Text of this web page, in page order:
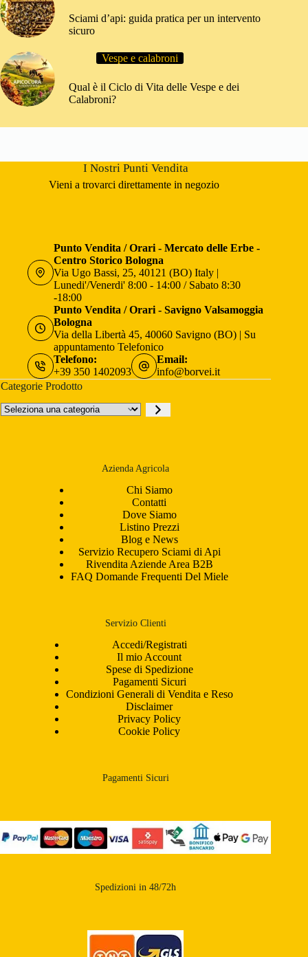
Sciami d’api: guida pratica per un intervento
sicuro
Vespe e calabroni
Qual è il Ciclo di Vita delle Vespe e dei
Calabroni?
I Nostri Punti Vendita
Vieni a trovarci direttamente in negozio
Punto Vendita / Orari - Mercato delle Erbe -
Centro Storico Bologna
Via Ugo Bassi, 25, 40121 (BO) Italy |
Lunedi'/Venerdi' 8:00 - 14:00 / Sabato 8:30
-18:00
Punto Vendita / Orari - Savigno Valsamoggia
Bologna
Via della Libertà 45, 40060 Savigno (BO) | Su
appuntamento Telefonico
Telefono:
+39 350 1402093
Email:
info@borvei.it
Categorie Prodotto
Seleziona
una
Azienda Agricola
Chi Siamo
Contatti
Dove Siamo
Listino Prezzi
Blog e News
Servizio Recupero Sciami di Api
Rivendita Aziende Area B2B
FAQ Domande Frequenti Del Miele
Servizio Clienti
Accedi/Registrati
Il mio Account
Spese di Spedizione
Pagamenti Sicuri
Condizioni Generali di Vendita e Reso
Disclaimer
Privacy Policy
Cookie Policy
Pagamenti Sicuri
Spedizioni in 48/72h